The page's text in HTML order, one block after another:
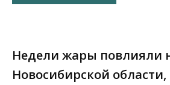
Недели жары повлияли
Новосибирской